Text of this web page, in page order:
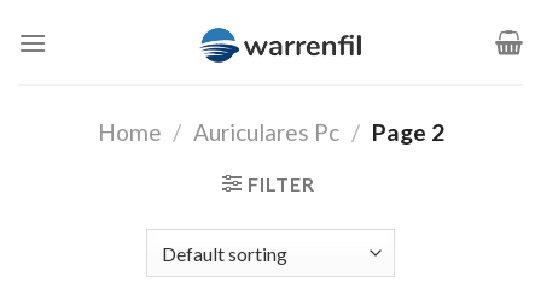
Home / Auriculares Pc / Page 2
FILTER